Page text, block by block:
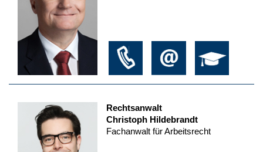
Rechtsanwalt
Christoph Hildebrandt
Fachanwalt für Arbeitsrecht